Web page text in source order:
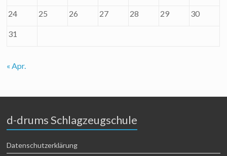
24 25 26 27 28 29 30
31
« Apr.
d-drums Schlagzeugschule
Datenschutzerklärung